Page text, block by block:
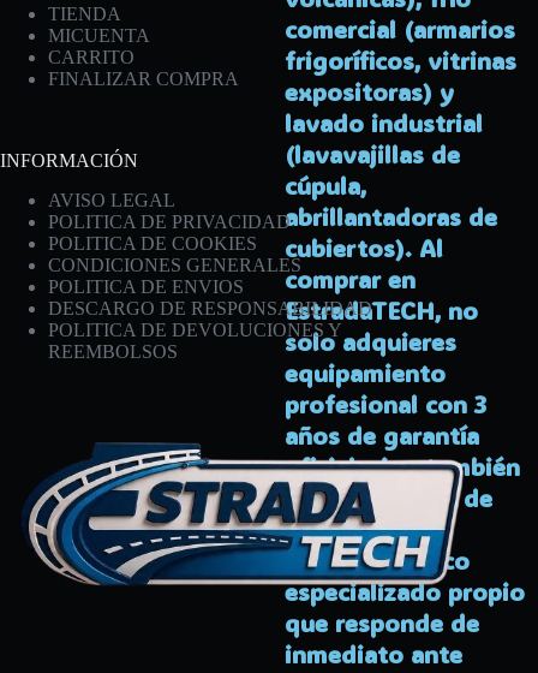
comercial (armarios
frigoríficos, vitrinas
expositoras) y
lavado industrial
(lavavajillas de
cúpula,
abrillantadoras de
cubiertos). Al
comprar en
EstradaTECH, no
solo adquieres
equipamiento
profesional con 3
años de garantía
oficial, sino también
la tranquilidad de
contar con un
servicio técnico
especializado propio
que responde de
inmediato ante
TIENDA
MICUENTA
CARRITO
FINALIZAR COMPRA
INFORMACIÓN
AVISO LEGAL
POLITICA DE PRIVACIDAD
POLITICA DE COOKIES
CONDICIONES GENERALES
POLITICA DE ENVIOS
DESCARGO DE RESPONSABILIDAD
POLITICA DE DEVOLUCIONES Y
REEMBOLSOS